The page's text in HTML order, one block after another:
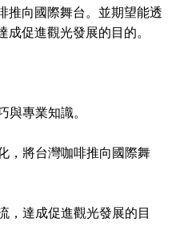
推向國際舞台。並期望能透
促進觀光發展的目的。
與專業知識。
，將台灣咖啡推向國際舞
，達成促進觀光發展的目